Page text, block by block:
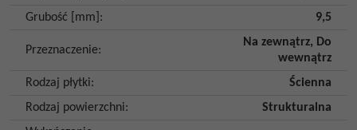
Grubość [mm] : 9,5
Przeznaczenie:
Na zewnątrz, Do
wewnątrz
Rodzaj płytki:
Ścienna
Rodzaj powierzchni:
Strukturalna